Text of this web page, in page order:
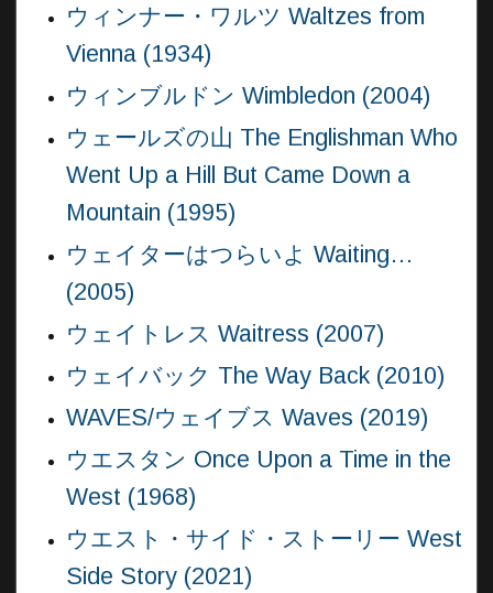
ウィンナー・ワルツ Waltzes from
Vienna (1934)
ウィンブルドン Wimbledon (2004)
ウェールズの山 The Englishman Who
Went Up a Hill But Came Down a
Mountain (1995)
ウェイターはつらいよ Waiting…
(2005)
ウェイトレス Waitress (2007)
ウェイバック The Way Back (2010)
WAVES/ウェイブス Waves (2019)
ウエスタン Once Upon a Time in the
West (1968)
ウエスト・サイド・ストーリー West
Side Story (2021)